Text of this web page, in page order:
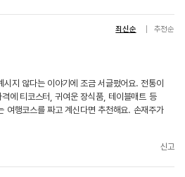
최신순 추천순
지 않다는 이야기에 조금 서글펐어요. 전통이
에 티코스터, 귀여운 장식품, 테이블매트 등
여행코스를 짜고 계신다면 추천해요. 손재주가
신고